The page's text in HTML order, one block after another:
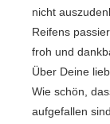
nicht
Reifens
froh und
Über Deine
Wie schön,
aufgefallen